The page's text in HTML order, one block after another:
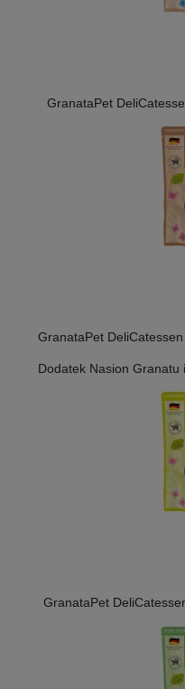
GranataPet
GranataPet
Dodatek Nasion Granatu
GranataPet